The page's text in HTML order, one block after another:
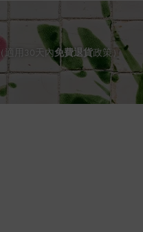
（適用30天內免費退貨政策）